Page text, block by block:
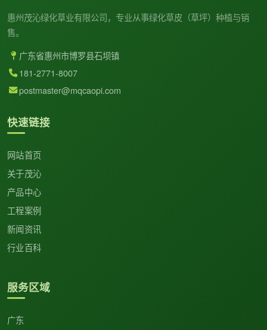
惠州茂沁绿化草业有限公司，专业从事绿化草皮（草坪）种植与销
售。
广东省惠州市博罗县石坝镇
181-2771-8007
postmaster@mqcaopi.com
快速链接
网站首页
关于茂沁
产品中心
工程案例
新闻资讯
行业百科
服务区域
广东